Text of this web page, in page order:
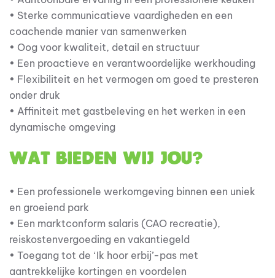
• Sterke communicatieve vaardigheden en een
coachende manier van samenwerken
• Oog voor kwaliteit, detail en structuur
• Een proactieve en verantwoordelijke werkhouding
• Flexibiliteit en het vermogen om goed te presteren
onder druk
• Affiniteit met gastbeleving en het werken in een
dynamische omgeving
Wat bieden wij jou?
• Een professionele werkomgeving binnen een uniek
en groeiend park
• Een marktconform salaris (CAO recreatie),
reiskostenvergoeding en vakantiegeld
• Toegang tot de ‘Ik hoor erbij’-pas met
aantrekkelijke kortingen en voordelen